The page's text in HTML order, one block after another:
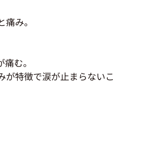
み。
む。
で涙が止まらないこ